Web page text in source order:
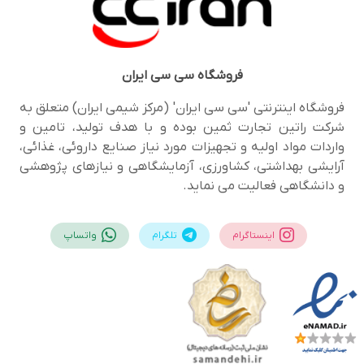
فروشگاهسی سی ایران
فروشگاه اینترنتی 'سی سی ایران' (مرکز شیمی ایران) متعلق به
شرکت راتین تجارت ثمین بوده و با هدف تولید، تامین و
واردات مواد اولیه و تجهیزات مورد نیاز صنایع داروئی، غذائی،
آرایشی بهداشتی، کشاورزی، آزمایشگاهی و نیازهای پژوهشی
و دانشگاهی فعالیت می نماید.
اینستاگرام تلگرام واتساپ